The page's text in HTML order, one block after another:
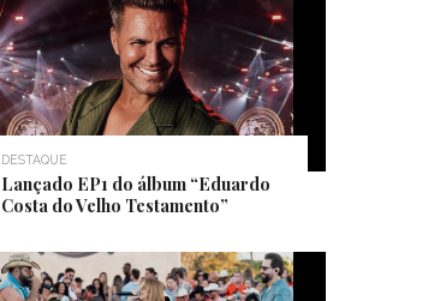
DESTAQUE
Lançado EP1 do álbum “Eduardo
Costa do Velho Testamento”